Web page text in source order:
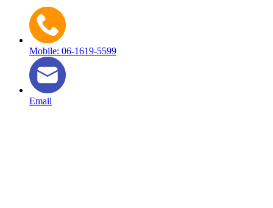
Mobile: 06-1619-5599
Email